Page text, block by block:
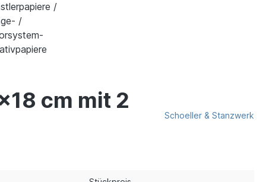
/
/
cm mit 2
Schoeller & Stanzwerk